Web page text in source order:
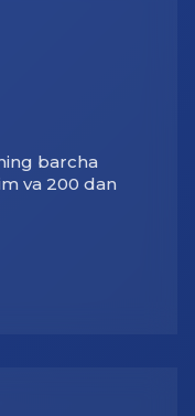
barcha
va 200 dan